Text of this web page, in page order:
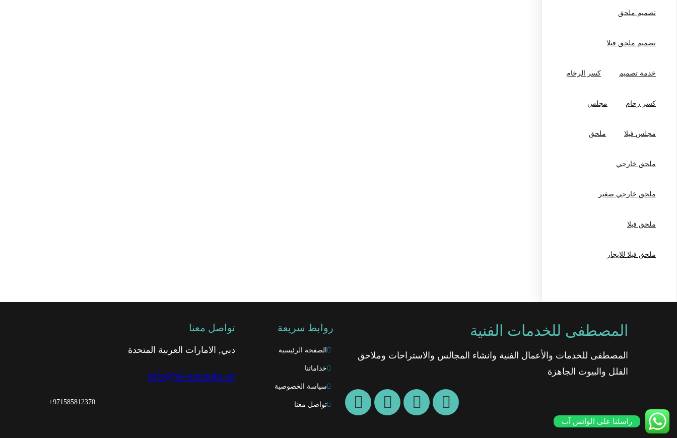
تصميم ملحق
تصميم ملحق فيلا
خدمة تصميم كسر الرخام
كسر رخام مجلس
مجلس فيلا ملحق
ملحق خارجي
ملحق خارجي صغير
ملحق فيلا
ملحق فيلا للايجار
المصطفى للخدمات الفنية
المصطفى للخدمات والأعمال الفنية وانشاء المجالس والاستراحات وملاحق
الفلل والبيوت الجاهزة
روابط سريعة
الصفحة الرئيسية
خداماتنا
سياسة الخصوصية
تواصل معنا
تواصل معنا
دبي, الامارات العربية المتحدة
info@al-mustafa.ae
+971585812370
راسلنا على الواتس آب